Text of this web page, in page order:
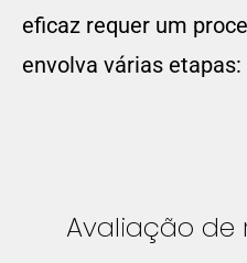
eficaz requer um
envolva várias etapas:
Avaliação de